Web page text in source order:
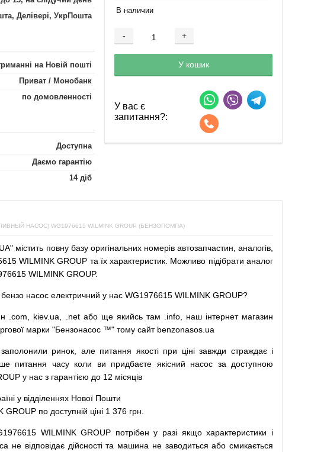
В наличии
- +
Добавляется...
У кошик
Добавлен
У вас є
запитання?:
Делівері, УкрПошта
на Новій пошті
Приват / Монобанк
по домовленності
Доступна
Даємо гарантію
14 діб
НАСОС) WG1976615 WILMINK GROUP (БЕНЗОПОМПА)
UA" містить повну базу оригінальних номерів автозапчастин аналогів
WILMINK GROUP та їх характеристик. Можливо підібрати аналог
WILMINK GROUP.
бензо насос електричний у нас WG1976615 WILMINK GROUP?
.com kiev.ua .net або ще якийсь там .info, наш інтернет магазин
марки "Бензонасос ™" тому сайт benzonasos.ua
заполонили ринок але питання якості при ціні завжди страждає і
питання часу коли ви придбаєте якісний насос за доступною
у нас з гарантією до 12 місяців
у відділеннях Нової Пошти
по доступній ціні 1 376 грн.
WILMINK GROUP потрібен у разі якщо характеристики
і
не відповідає дійсності та машина не заводиться або смикається